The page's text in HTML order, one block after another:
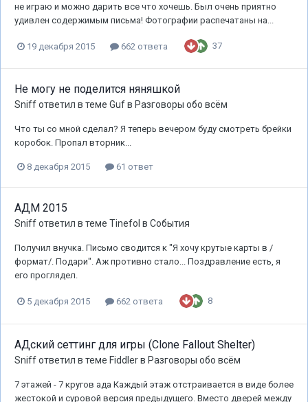
не играю и можно дарить все что хочешь. Был очень приятно
удивлен содержимым письма! Фотографии распечатаны на...
19 декабря 2015 662 ответа 37
Не могу не поделится няняшкой
Sniffответил в теме Gufв Разговоры обо всём
Что ты со мной сделал? Я теперь вечером буду смотреть брейки
коробок. Пропал вторник...
8 декабря 2015 61 ответ
АДМ 2015
Sniffответил в теме Tinefol в События
Получил внучка. Письмо сводится к "Я хочу крутые карты в /
формат/. Подари". Аж противно стало... Поздравление есть, я
его проглядел.
5 декабря 2015 662 ответа 8
АДский сеттинг для игры (Clone Fallout Shelter)
Sniffответил в теме Fiddlerв Разговоры обо всём
7 этажей - 7 кругов ада Каждый этаж отстраивается в виде более
жестокой и суровой версия предыдущего. Вместо дверей между